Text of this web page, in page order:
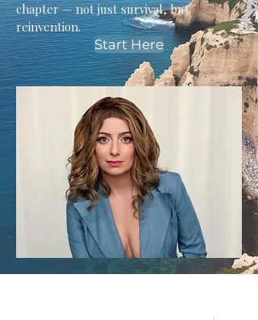
chapter — not just survival, but
reinvention.
Start Here